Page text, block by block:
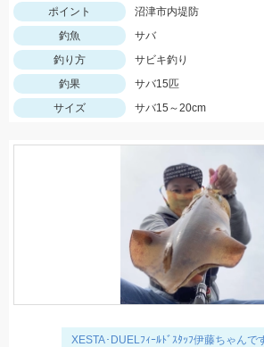
ポイント
沼津市内堤防
釣魚
サバ
釣り方
サビキ釣り
釣果
サバ15匹
サイズ
サバ15～20cm
XESTA･DUELﾌｨｰﾙﾄﾞｽﾀｯﾌ伊藤ちゃんで